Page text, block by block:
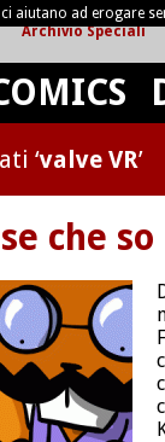
Archivio Speciali
‘valve VR’
che so
aiutano ad erogare